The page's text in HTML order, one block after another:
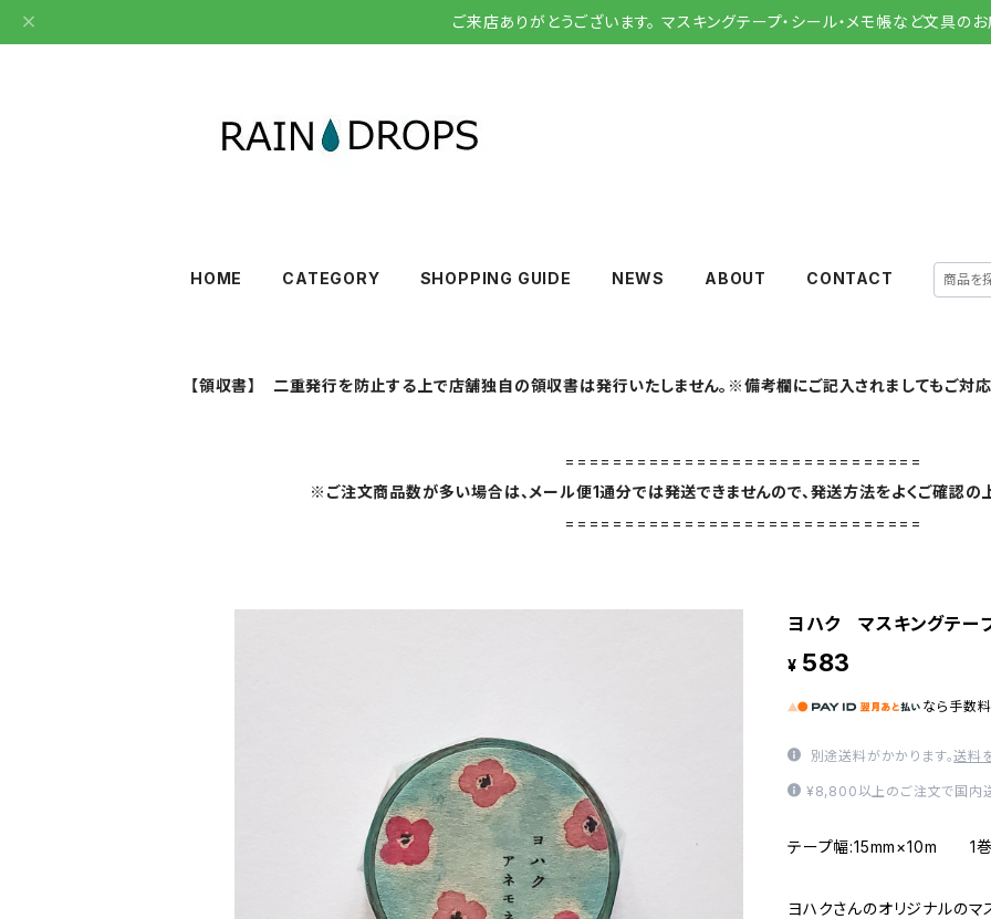
ご来店ありがとうございます。 マスキングテープ・シール・メモ帳など文具の
HOME CATEGORY SHOPPING GUIDE NEWS ABOUT CONTACT
【領収書】 二重発行を防止する上で店舗独自の領収書は発行いたしません。※備考欄にご記入されましてもご対応
==============================
※ご注文商品数が多い場合は、メール便1通分では発送できませんので、発送方法をよくご確認の
==============================
ヨハク マスキングテ
¥ 583
なら 手数
別途送料がかかります。送料
¥8,800以上のご注文で国内
テープ幅:15mm×10m
ヨハクさんのオリジナルのマ